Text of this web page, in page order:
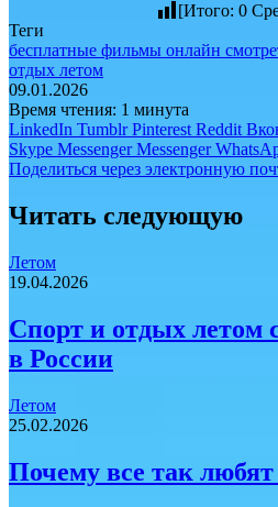
[Итого: 0
Теги
бесплатные фильмы онлайн
отдых летом
09.01.2026
Время чтения: 1 минута
LinkedIn Tumblr Pinterest Reddit
Skype Messenger Messenger
Поделиться через электронную
Читать следующую
Летом
19.04.2026
Спорт и отдых летом
в России
Летом
25.02.2026
Почему все так любят